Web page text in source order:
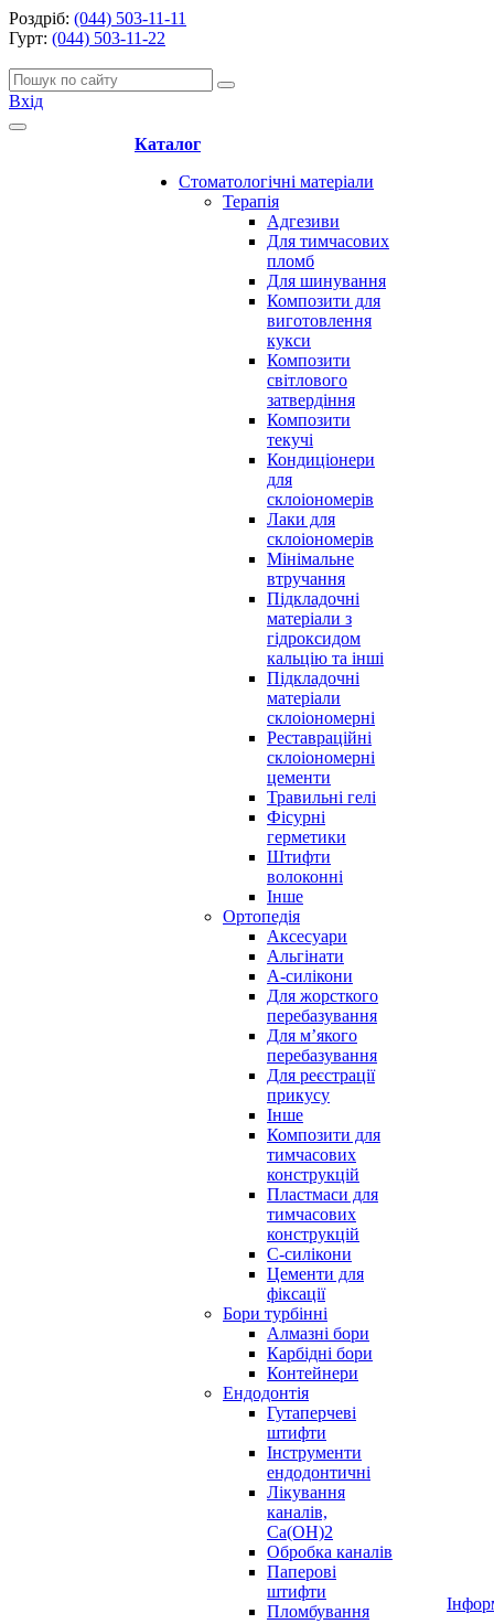
Роздріб: (044) 503-11-11
Гурт: (044) 503-11-22
Вхід
Каталог
Стоматологічні матеріали
Терапія
Адгезиви
Для тимчасових
пломб
Для шинування
Композити для
виготовлення
кукси
Композити
світлового
затвердіння
Композити
текучі
Кондиціонери
для
склоіономерів
Лаки для
склоіономерів
Мінімальне
втручання
Підкладочні
матеріали з
гідроксидом
кальцію та інші
Підкладочні
матеріали
склоіономерні
Реставраційні
склоіономерні
цементи
Травильні гелі
Фісурні
герметики
Штифти
волоконні
Інше
Ортопедія
Аксесуари
Альгінати
А-силікони
Для жорсткого
перебазування
Для м’якого
перебазування
Для реєстрації
прикусу
Інше
Композити для
тимчасових
конструкцій
Пластмаси для
тимчасових
конструкцій
С-силікони
Цементи для
фіксації
Бори турбінні
Алмазні бори
Карбідні бори
Контейнери
Ендодонтія
Гутаперчеві
штифти
Інструменти
ендодонтичні
Лікування
каналів,
Ca(OH)2
Обробка каналів
Паперові
штифти
Пломбування